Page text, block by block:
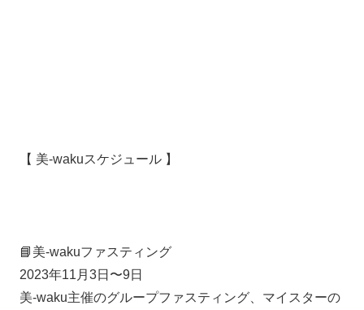
【 美-wakuスケジュール 】
📘美-wakuファスティング
2023年11月3日〜9日
美-waku主催のグループファスティング、マイスターの